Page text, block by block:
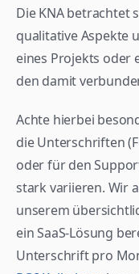
Die KNA betrachtet
qualitative Aspekte
eines Projekts oder
den damit
Achte hierbei
die Unterschriften
oder für den
stark variieren. Wir
unserem
ein SaaS-Lösung